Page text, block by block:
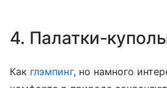
4. Палатки-
Как глэмпинг, но намного